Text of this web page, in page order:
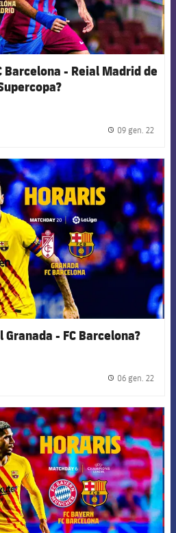
Barcelona - Reial Madrid de
09 gen. 22
FCB Barcelona badge
- FC Barcelona?
06 gen. 22
FCB Barcelona badge